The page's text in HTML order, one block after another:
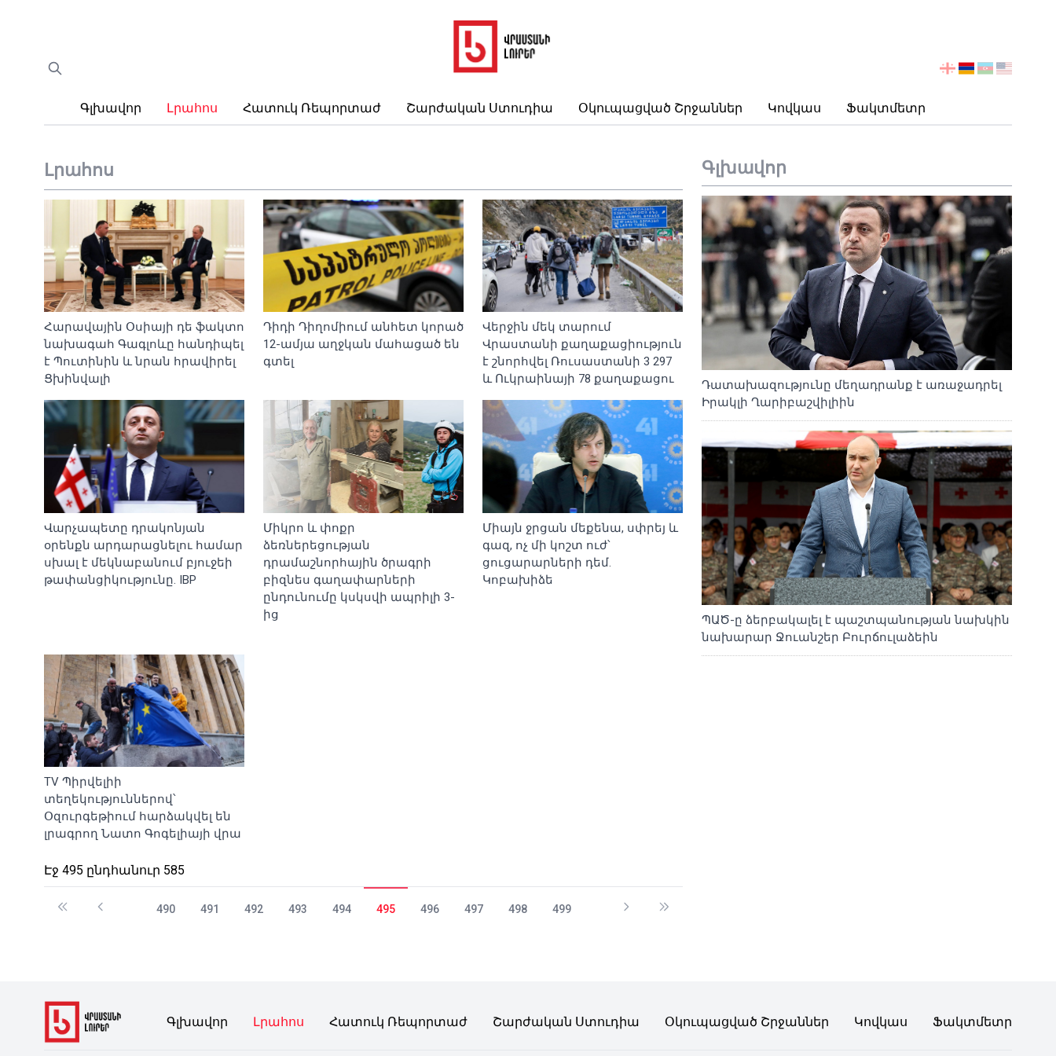
Գլխավոր Լրահոս Հատուկ Ռեպորտաժ Շարժական Ստուդիա Օկուպացված Շրջաններ Կովկաս Ֆակտմետր
აირჩიეთ
Լրահոս
Հարավային Օսիայի դե ֆակտո
նախագահ Գագլոևը հանդիպել
է Պուտինին և նրան հրավիրել
Ցխինվալի
Դիդի Դիղոմիում անհետ կորած
12-ամյա աղջկան մահացած են
գտել
Վերջին մեկ տարում
Վրաստանի քաղաքացիություն
է շնորհվել Ռուսաստանի 3 297
և Ուկրաինայի 78 քաղաքացու
Վարչապետը դրակոնյան
օրենքն արդարացնելու համար
սխալ է մեկնաբանում բյուջեի
թափանցիկությունը. IBP
Միկրո և փոքր
ձեռներեցության
դրամաշնորհային ծրագրի
բիզնես գաղափարների
ընդունումը կսկսվի ապրիլի 3-
ից
Միայն ջրցան մեքենա, սփրեյ և
գազ, ոչ մի կոշտ ուժ՝
ցուցարարների դեմ.
Կոբախիձե
TV Պիրվելիի
տեղեկություններով՝
Օզուրգեթիում հարձակվել են
լրագրող Նատո Գոգելիայի վրա
Էջ 495 ընդհանուր 585
490 491 492 493 494 495 496 497 498 499
Գլխավոր
Դատախազությունը մեղադրանք է առաջադրել
Իրակլի Ղարիբաշվիլիին
ՊԱԾ-ը ձերբակալել է պաշտպանության նախկին
նախարար Ջուանշեր Բուրճուլաձեին
Գլխավոր Լրահոս Հատուկ Ռեպորտաժ Շարժական Ստուդիա Օկուպացված Շրջաններ Կովկաս Ֆակտմետր